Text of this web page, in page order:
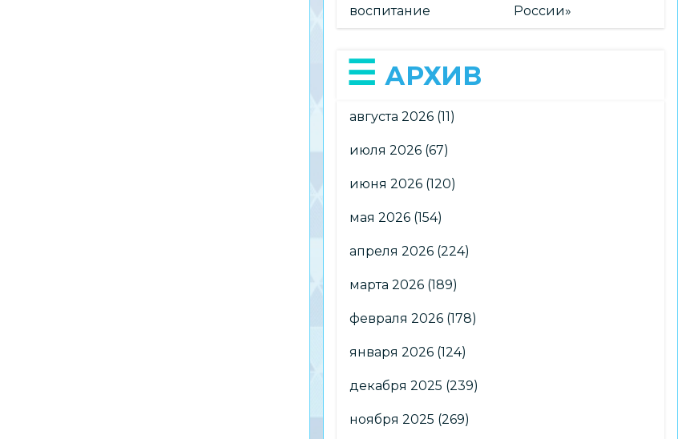
воспитание
России»
АРХИВ
августа 2026 (11)
июля 2026 (67)
июня 2026 (120)
мая 2026 (154)
апреля 2026 (224)
марта 2026 (189)
февраля 2026 (178)
января 2026 (124)
декабря 2025 (239)
ноября 2025 (269)